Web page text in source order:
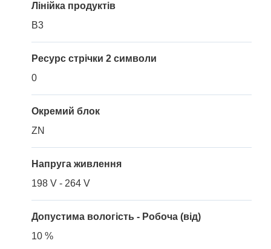
Лінійка продуктів
B3
Ресурс стрічки 2 символи
0
Окремий блок
ZN
Напруга живлення
198 V - 264 V
Допустима вологість - Робоча (від)
10 %